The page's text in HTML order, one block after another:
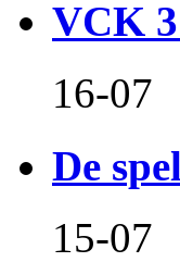
VCK
16-07
De
15-07